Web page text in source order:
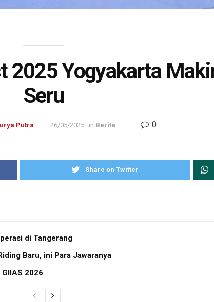
2025 Yogyakarta
Seru
Putra 26/05/2025 in Berita 0
Share on Twitter
di Tangerang
Baru, ini Para Jawaranya
2026